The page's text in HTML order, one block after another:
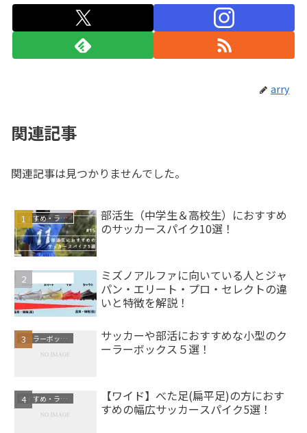
arry
関連記事
関連記事は見つかりませんでした。
おすすめ・ランキング
部活生（中学生＆高校生）におすすめ
のサッカースパイク10選！
ミズノアルファに向いている人とジャ
パン・エリート・プロ・セレクトの違
いと特徴を解説！
クーラーボックス
サッカーや部活におすすめな小型のク
ーラーボックス５選！
おすすめ・ランキング
【ワイド】べた足(扁平足)の方におす
すめの幅広サッカースパイク5選！